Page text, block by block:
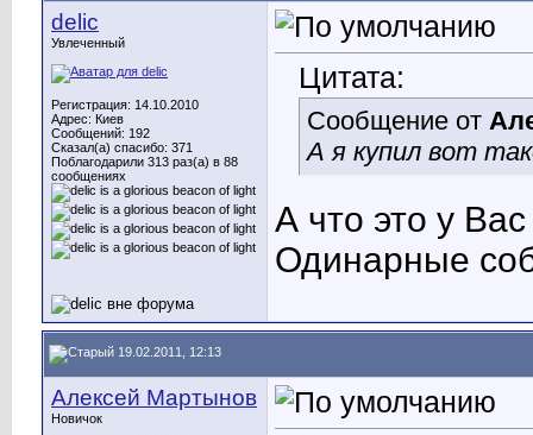
delic
Увлеченный
Регистрация: 14.10.2010
Адрес: Киев
Сообщений: 192
Сказал(а) спасибо: 371
Поблагодарили 313 раз(а) в 88
сообщениях
Цитата:
Сообщение от
А я купил вот
А что это у
Одинарные
19.02.2011, 12:13
Алексей Мартынов
Новичок